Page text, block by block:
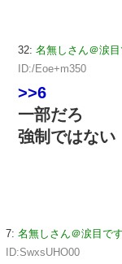
32: 名無しさん＠涙
ID:/Eoe+m350
>>6
一部だろ
強制ではない
7: 名無しさん＠涙目で
ID:SwxsUHO00